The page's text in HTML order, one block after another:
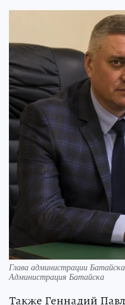
Глава администрации
Администрация Батайска
Также Геннадий